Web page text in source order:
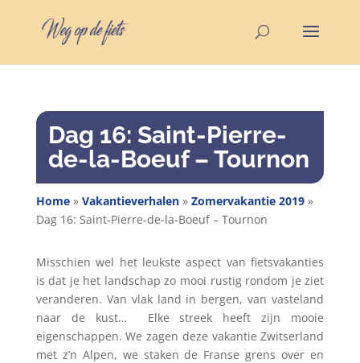
Dag 16: Saint-Pierre-
de-la-Boeuf – Tournon
Home» Vakantieverhalen» Zomervakantie 2019»
Dag 16: Saint-Pierre-de-la-Boeuf – Tournon
Misschien wel het leukste aspect van fietsvakanties
is dat je het landschap zo mooi rustig rondom je ziet
veranderen. Van vlak land in bergen, van vasteland
naar de kust… Elke streek heeft zijn mooie
eigenschappen. We zagen deze vakantie Zwitserland
met z’n Alpen, we staken de Franse grens over en